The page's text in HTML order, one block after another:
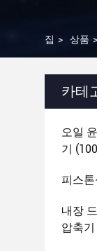
집 > 상품 >
카테
오일
기
피스
내장
압축기